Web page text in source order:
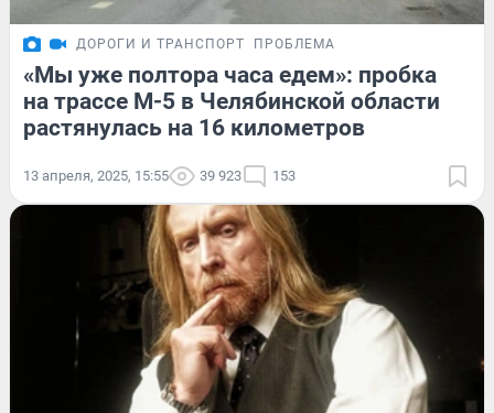
ДОРОГИ И ТРАНСПОРТ ПРОБЛЕМА
«Мы уже полтора часа едем»: пробка
на трассе М-5 в Челябинской области
растянулась на 16 километров
13 апреля, 2025, 15:55 39 923 153